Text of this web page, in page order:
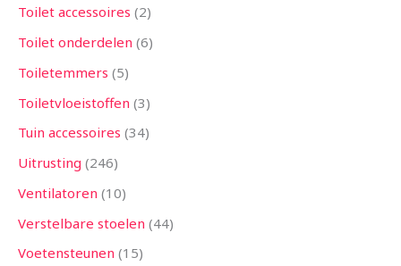
Toilet accessoires 2
Toilet onderdelen 6
Toiletemmers 5
Toiletvloeistoffen 3
Tuin accessoires 34
Uitrusting 246
Ventilatoren 10
Verstelbare stoelen 44
Voetensteunen 15